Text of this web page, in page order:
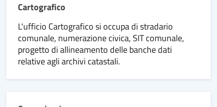
Cartografico
L'ufficio Cartografico si occupa di stradario
comunale, numerazione civica, SIT comunale,
progetto di allineamento delle banche dati
relative agli archivi catastali.